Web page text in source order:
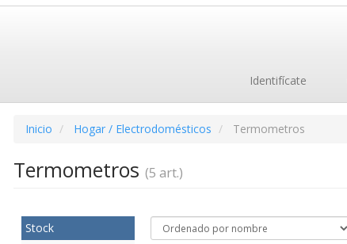
Identifícate
Inicio Hogar / Electrodomésticos Termometros
Termometros (5 art.)
Stock